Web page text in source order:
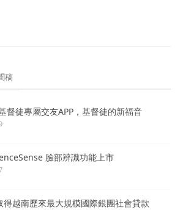
稿
督徒專屬交友APP，基督徒的新福音
臉部辨識功能上市
得越南歷來最大規模國際銀團社會貸款